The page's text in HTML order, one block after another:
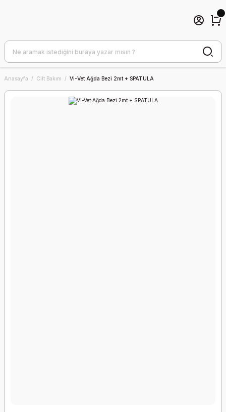
Anasayfa Cilt Bakım Vi-Vet Ağda Bezi 2mt + SPATULA